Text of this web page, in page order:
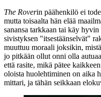
The Roverin päähenkilö ei
mutta toisaalta hän elää
sanansa tarkkaan tai käy
sivistyksen "itsestäänselvät"
muuttuu moraali joksikin,
jo pitkään ollut onni olla
että rasite, mikä pätee
oloista huolehtiminen on aika
mittari, ja tähän seikkaan